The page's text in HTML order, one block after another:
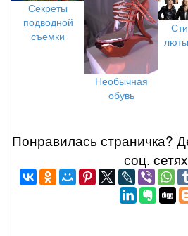
Секреты
подводной
съемки
Необычная
обувь
Понравилась страничка?
соц.